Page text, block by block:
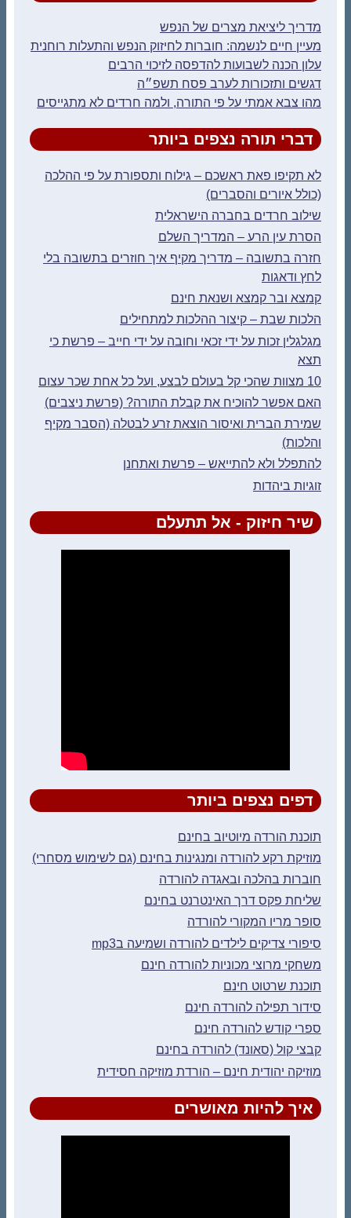
מדריך ליציאת מצרים של הנפש
מעיין חיים לנשמה: חוברות לחיזוק הנפש והתעלות רוחנית
עלון הכנה לשבועות להדפסה לזיכוי הרבים
דגשים ותזכורות לערב פסח תשפ״ה
מהו צבא אמתי על פי התורה, ולמה חרדים לא מתגייסים
דברי תורה נצפים ביותר
לא תקיפו פאת ראשכם – גילוח ותספורת על פי ההלכה
(כולל איורים והסברים)
שילוב חרדים בחברה הישראלית
הסרת עין הרע – המדריך השלם
חזרה בתשובה – מדריך מקיף איך חוזרים בתשובה בלי
לחץ ודאגות
קמצא ובר קמצא ושנאת חינם
הלכות שבת – קיצור ההלכות למתחילים
מגלגלין זכות על ידי זכאי וחובה על ידי חייב – פרשת כי
תצא
10 מצוות שהכי קל בעולם לבצע, ועל כל אחת שכר עצום
האם אפשר להוכיח את קבלת התורה? (פרשת ניצבים)
שמירת הברית ואיסור הוצאת זרע לבטלה (הסבר מקיף
והלכות)
להתפלל ולא להתייאש – פרשת ואתחנן
זוגיות ביהדות
שיר חיזוק - אל תתעלם
דפים נצפים ביותר
תוכנת הורדה מיוטיוב בחינם
מוזיקת רקע להורדה ומנגינות בחינם (גם לשימוש מסחרי)
חוברות בהלכה ובאגדה להורדה
שליחת פקס דרך האינטרנט בחינם
סופר מריו המקורי להורדה
סיפורי צדיקים לילדים להורדה ושמיעה בmp3
משחקי מרוצי מכוניות להורדה חינם
תוכנת שרטוט חינם
סידור תפילה להורדה חינם
ספרי קודש להורדה חינם
קבצי קול (סאונד) להורדה בחינם
מוזיקה יהודית חינם – הורדת מוזיקה חסידית
איך להיות מאושרים